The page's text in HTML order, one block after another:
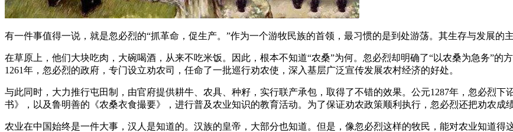
有一件事值得一说，就是忽必烈的“抓革命，促生产。”作为一个游牧民族的首领，最习惯的是到处游荡。其生存与发展的
在草原上，他们大块吃肉，大碗喝酒，从来不吃米饭。因此，根本不知道“农桑”为何。忽必烈却明确了“以农桑为急务”
1261年，忽必烈的政府，专门设立劝农司，任命了一批巡行劝农使，深入基层广泛宣传发展农村经济的好处。
与此同时，大力推行屯田制，由官府提供耕牛、农具、种籽，实行联产承包，取得了不错的效果。公元1287年，忽必烈
书》，以及鲁明善的《农桑衣食撮要》，进行普及农业知识的教育活动。为了保证劝农政策顺利执行，忽必烈还把劝农成
农业在中国始终是一件大事，汉人是知道的。汉族的皇帝，大部分也知道。但是，像忽必烈这样的牧民，能对农业知道